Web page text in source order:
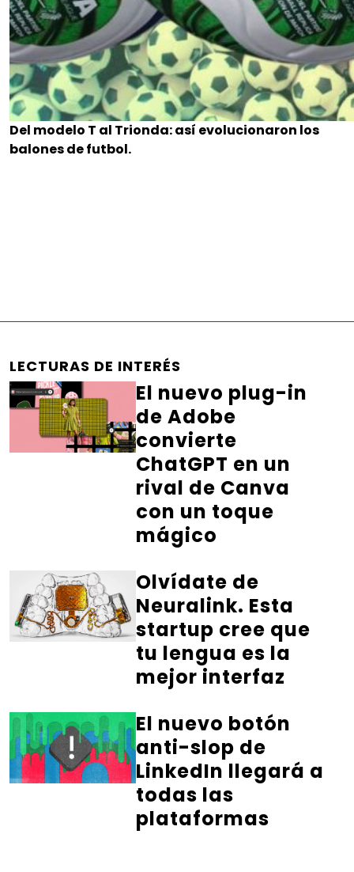
Del modelo T al Trionda: así evolucionaron los
balones de futbol.
LECTURAS DE INTERÉS
El nuevo plug-in
de Adobe
convierte
ChatGPT en un
rival de Canva
con un toque
mágico
Olvídate de
Neuralink. Esta
startup cree que
tu lengua es la
mejor interfaz
El nuevo botón
anti-slop de
LinkedIn llegará a
todas las
plataformas